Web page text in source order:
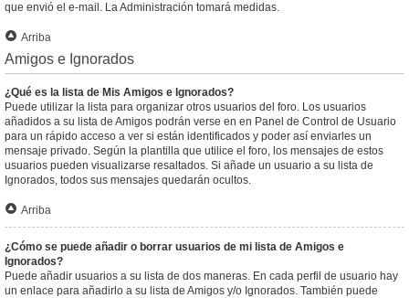
que envió el e-mail. La Administración tomará medidas.
Arriba
Amigos e Ignorados
¿Qué es la lista de Mis Amigos e Ignorados?
Puede utilizar la lista para organizar otros usuarios del foro. Los usuarios
añadidos a su lista de Amigos podrán verse en en Panel de Control de Usuario
para un rápido acceso a ver si están identificados y poder así enviarles un
mensaje privado. Según la plantilla que utilice el foro, los mensajes de estos
usuarios pueden visualizarse resaltados. Si añade un usuario a su lista de
Ignorados, todos sus mensajes quedarán ocultos.
Arriba
¿Cómo se puede añadir o borrar usuarios de mi lista de Amigos e
Ignorados?
Puede añadir usuarios a su lista de dos maneras. En cada perfil de usuario hay
un enlace para añadirlo a su lista de Amigos y/o Ignorados. También puede